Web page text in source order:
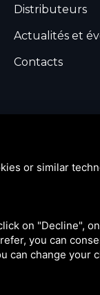
Distributeurs
Actualités et
Contacts
est protégé par
or similar
on "Decline",
you can
can change your